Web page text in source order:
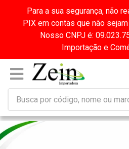
Para a sua segurança, não
PIX em contas que não
Nosso CNPJ é:
Importação e